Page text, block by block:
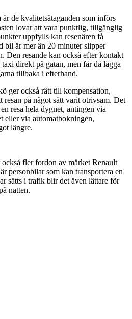
de kvalitetsåtaganden som införs
lovar att vara punktlig, tillgänglig
uppfylls kan resenären få
bil är mer än 20 minuter slipper
Den resande kan också efter kontakt
direkt på gatan, men får då lägga
tillbaka i efterhand.
ger också rätt till kompensation,
resan på något sätt varit otrivsam. Det
resa hela dygnet, antingen via
eller via automatbokningen,
längre.
fler fordon av märket Renault
personbilar som kan transportera en
sätts i trafik blir det även lättare för
natten.